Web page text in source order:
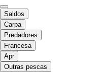
Saldos
Carpa
Predadores
Francesa
Apr
Outras pescas